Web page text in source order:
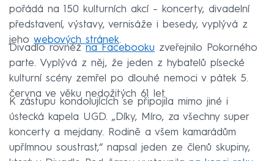
pořádá na 150 kulturních akcí – koncerty, divadelní
představení, výstavy, vernisáže i besedy, vyplývá z
jeho webových stránek.
Divadlo rovněž na Facebooku zveřejnilo Pokorného
parte. Vyplývá z něj, že jeden z hybatelů písecké
kulturní scény zemřel po dlouhé nemoci v pátek 5.
června ve věku nedožitých 61 let.
K zástupu kondolujících se připojila mimo jiné i
ústecká kapela UGD. „Díky, Míro, za všechny super
koncerty a mejdany. Rodině a všem kamarádům
upřímnou soustrast,“ napsal jeden ze členů skupiny,